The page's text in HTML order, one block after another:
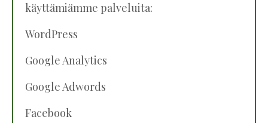
käyttämiämme palveluita:
WordPress
Google Analytics
Google Adwords
Facebook